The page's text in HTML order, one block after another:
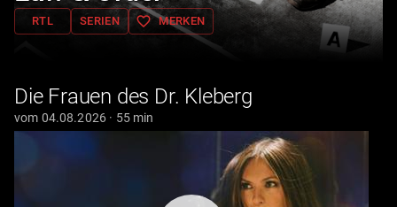
RTL SERIEN favorite_border MERKEN
Die Frauen des Dr. Kleberg
vom 04.08.2026 · 55 min